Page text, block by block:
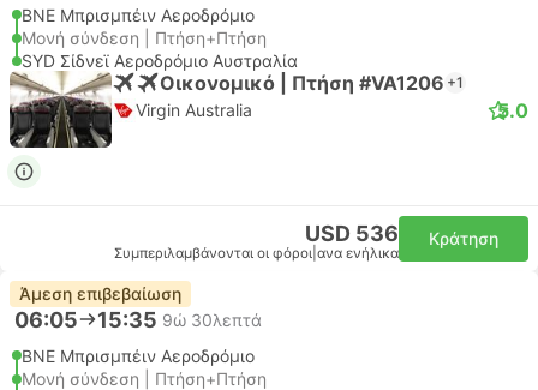
BNE Μπρισμπέιν Αεροδρόμιο
Μονή σύνδεση | Πτήση+Πτήση
SYD Σίδνεϊ Αεροδρόμιο Αυστραλία
Οικονομικό | Πτήση #VA1206 +1
Virgin Australia 5.0
USD 536
Συμπεριλαμβάνονται οι φόροι ανα ενήλικα
Κράτηση
Άμεση επιβεβαίωση
06:05 15:35 9ώ 30λεπτά
BNE Μπρισμπέιν Αεροδρόμιο
Μονή σύνδεση | Πτήση+Πτήση